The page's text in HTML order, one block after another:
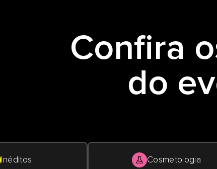
Confira
do
Inéditos Cosmetologia